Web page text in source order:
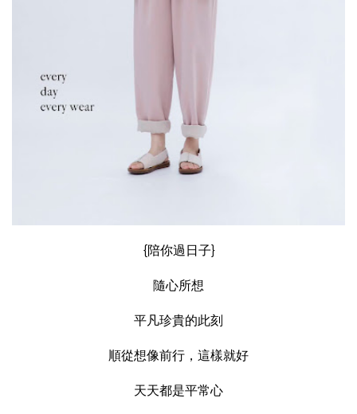
{陪你過日子}
隨心所想
平凡珍貴的此刻
順從想像前行，這樣就好
天天都是平常心